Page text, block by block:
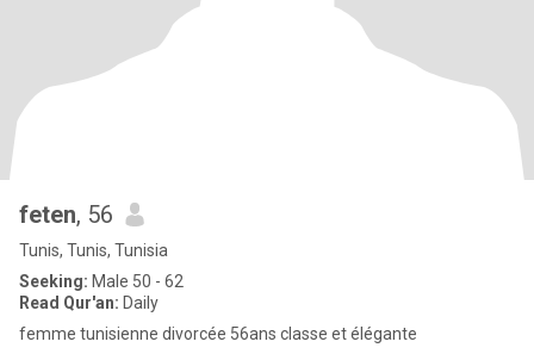
feten, 56
Tunis, Tunis, Tunisia
Seeking: Male 50 - 62
Read Qur'an: Daily
femme tunisienne divorcée 56ans classe et élégante